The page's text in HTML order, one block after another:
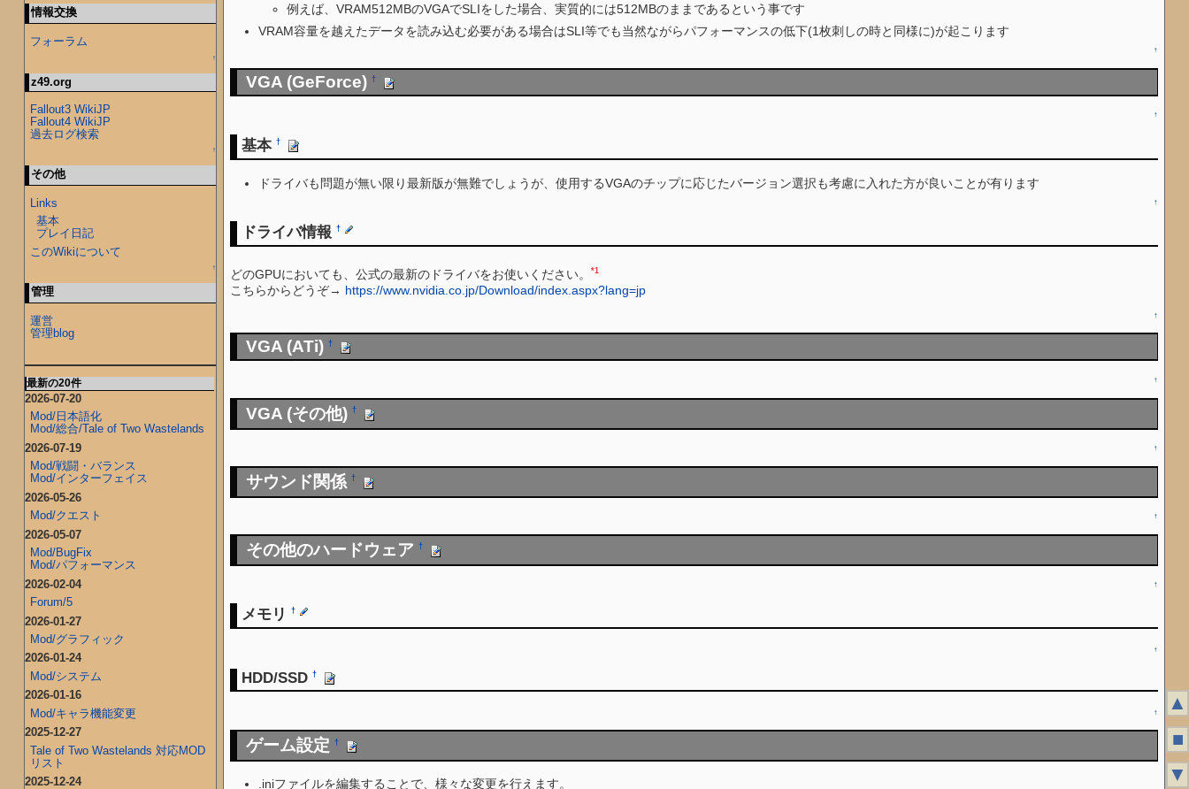
例えば、VRAM512MBのVGAでSLIをした場合、実質的には512MBのままであるという事です
VRAM容量を越えたデータを読み込む必要がある場合はSLI等でも当然ながらパフォーマンスの低下(1枚刺しの時と同様に)が起こります
↑
VGA (GeForce)†
↑
基本†
ドライバも問題が無い限り最新版が無難でしょうが、使用するVGAのチップに応じたバージョン選択も考慮に入れた方が良いことが有ります
↑
ドライバ情報†
どのGPUにおいても、公式の最新のドライバをお使いください。*1
こちらからどうぞ→ https://www.nvidia.co.jp/Download/index.aspx?lang=jp
↑
VGA (ATi)†
↑
VGA (その他)†
↑
サウンド関係†
↑
その他のハードウェア†
↑
メモリ†
↑
HDD/SSD†
↑
ゲーム設定†
.iniファイルを編集することで、様々な変更を行えます。
情報交換
フォーラム
↑
z49.org
Fallout3 WikiJP
Fallout4 WikiJP
過去ログ検索
↑
その他
Links
基本
プレイ日記
このWikiについて
↑
管理
運営
管理blog
最新の20件
2026-07-20
Mod/日本語化
Mod/総合/Tale of Two Wastelands
2026-07-19
Mod/戦闘・バランス
Mod/インターフェイス
2026-05-26
Mod/クエスト
2026-05-07
Mod/BugFix
Mod/パフォーマンス
2026-02-04
Forum/5
2026-01-27
Mod/グラフィック
2026-01-24
Mod/システム
2026-01-16
Mod/キャラ機能変更
2025-12-27
Tale of Two Wastelands 対応MOD
リスト
2025-12-24
▲
■
▼